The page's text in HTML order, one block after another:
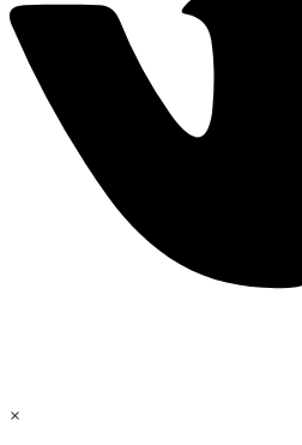
×